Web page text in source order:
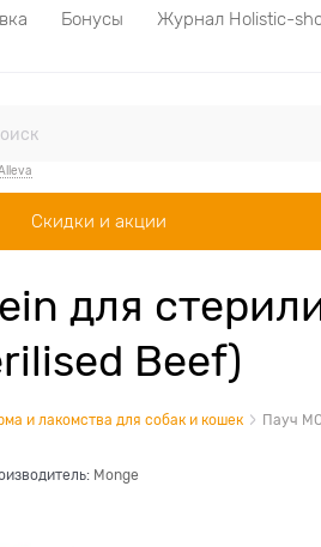
Бонусы
Журнал Holistic-
Скидки и акции
для
Beef)
и лакомства для собак и кошек Пауч
Monge